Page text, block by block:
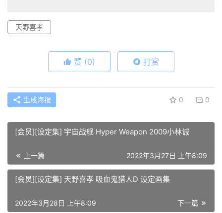
天野喜孝
赞 (0) 打赏
生成海报 0 0
[会员][设定集] 宇宙战舰 Hyper Weapon 2009小林诚
上一篇 2022年3月27日 上午8:09
[会员][设定集] 天野喜孝 吸血鬼猎人D 设定画集
下一篇
2022年3月28日 上午8:09